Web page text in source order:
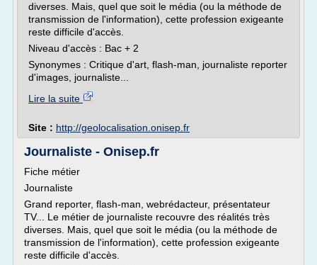
diverses. Mais, quel que soit le média (ou la méthode de
transmission de l'information), cette profession exigeante
reste difficile d'accès.
Niveau d'accès : Bac + 2
Synonymes : Critique d'art, flash-man, journaliste reporter
d'images, journaliste...
Lire la suite
Site : http://geolocalisation.onisep.fr
Journaliste - Onisep.fr
Fiche métier
Journaliste
Grand reporter, flash-man, webrédacteur, présentateur
TV... Le métier de journaliste recouvre des réalités très
diverses. Mais, quel que soit le média (ou la méthode de
transmission de l'information), cette profession exigeante
reste difficile d'accès.